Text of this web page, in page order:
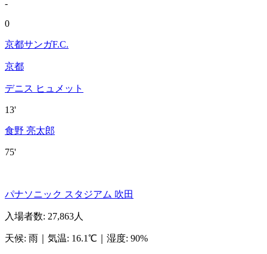
-
0
京都サンガF.C.
京都
デニス ヒュメット
13'
食野 亮太郎
75'
パナソニック スタジアム 吹田
入場者数: 27,863人
天候: 雨 気温: 16.1℃ 湿度: 90%